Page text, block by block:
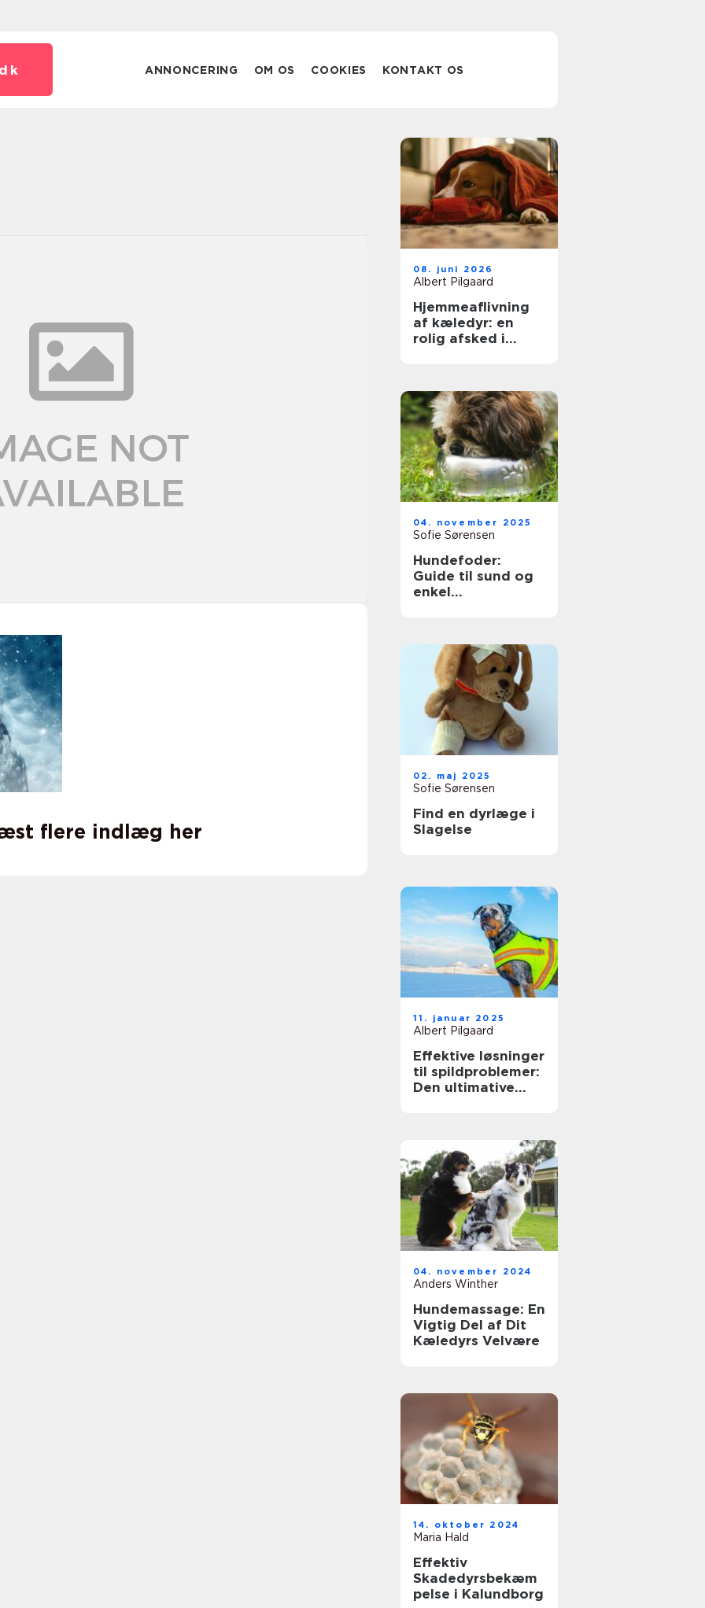
ANNONCERING OM OS COOKIES KONTAKT OS
flere indlæg her
08. juni 2026
Albert Pilgaard
Hjemmeaflivning
af kæledyr: en
rolig afsked i
04. november 2025
Sofie Sørensen
Hundefoder:
Guide til sund og
enkel
02. maj 2025
Sofie Sørensen
Find en dyrlæge i
Slagelse
11. januar 2025
Albert Pilgaard
Effektive løsninger
til spildproblemer:
Den ultimative
04. november 2024
Anders Winther
Hundemassage: En
Vigtig Del af Dit
Kæledyrs Velvære
14. oktober 2024
Maria Hald
Effektiv
Skadedyrsbekæm
pelse i Kalundborg